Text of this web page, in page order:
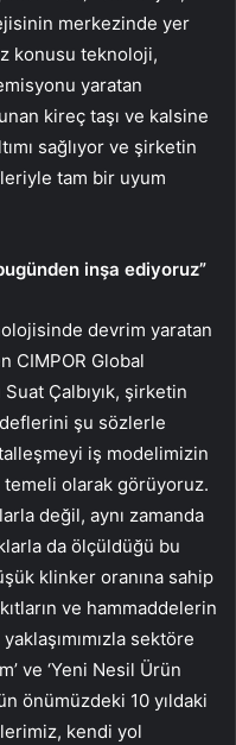
merkezinde yer
konusu teknoloji,
yaratan
kireç taşı ve kalsine
sağlıyor ve şirketin
tam bir uyum
inşa ediyoruz”
devrim yaratan
CIMPOR Global
Çalbıyık, şirketin
şu sözlerle
iş modelimizin
olarak görüyoruz.
değil, aynı zamanda
da ölçüldüğü bu
klinker oranına sahip
ve hammaddelerin
sektöre
ve ‘Yeni Nesil Ürün
önümüzdeki 10 yıldaki
kendi yol